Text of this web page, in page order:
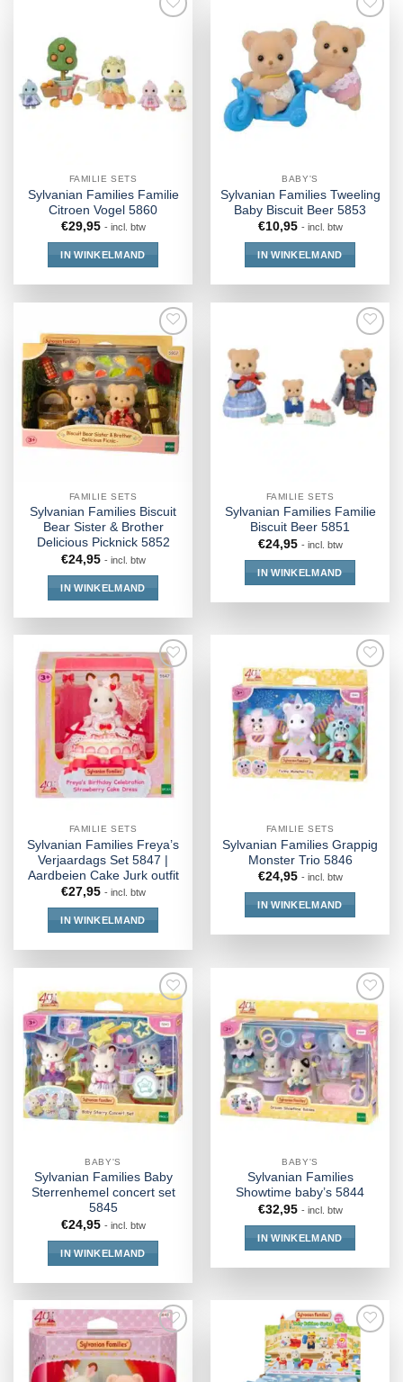
FAMILIE SETS
Sylvanian Families Familie
Citroen Vogel 5860
€29,95 - incl. btw
IN WINKELMAND
BABY'S
Sylvanian Families Tweeling
Baby Biscuit Beer 5853
€10,95 - incl. btw
IN WINKELMAND
FAMILIE SETS
Sylvanian Families Biscuit
Bear Sister & Brother
Delicious Picknick 5852
€24,95 - incl. btw
IN WINKELMAND
FAMILIE SETS
Sylvanian Families Familie
Biscuit Beer 5851
€24,95 - incl. btw
IN WINKELMAND
FAMILIE SETS
Sylvanian Families Freya’s
Verjaardags Set 5847 |
Aardbeien Cake Jurk outfit
€27,95 - incl. btw
IN WINKELMAND
FAMILIE SETS
Sylvanian Families Grappig
Monster Trio 5846
€24,95 - incl. btw
IN WINKELMAND
BABY'S
Sylvanian Families Baby
Sterrenhemel concert set
5845
€24,95 - incl. btw
IN WINKELMAND
BABY'S
Sylvanian Families
Showtime baby’s 5844
€32,95 - incl. btw
IN WINKELMAND